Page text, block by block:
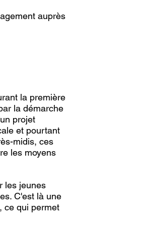
auprès
la première
la démarche
projet
et pourtant
midis, ces
les moyens
les jeunes
C'est là une
ce qui permet